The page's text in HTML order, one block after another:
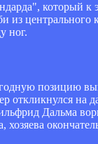
который
из
ног.
позицию
откликнулся на
Дальма